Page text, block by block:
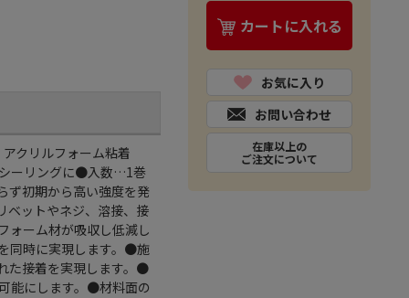
リルフォーム粘着
ーリングに●入数…1巻
ず初期から高い強度を発
ベットやネジ、溶接、接
ォーム材が吸収し低減し
同時に実現します。●施
た接着を実現します。●
能にします。●材料面の
カートに入れる
お気に入り
お問い合わせ
在庫以上の
ご注文について